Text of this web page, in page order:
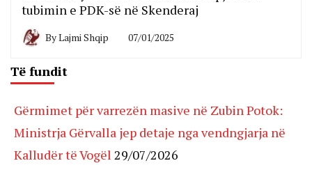
tubimin e PDK-së në Skenderaj
ByLajmi Shqip 07/01/2025
Të fundit
Gërmimet për varrezën masive në Zubin Potok:
Ministrja Gërvalla jep detaje nga vendngjarja në
Kalludër të Vogël 29/07/2026